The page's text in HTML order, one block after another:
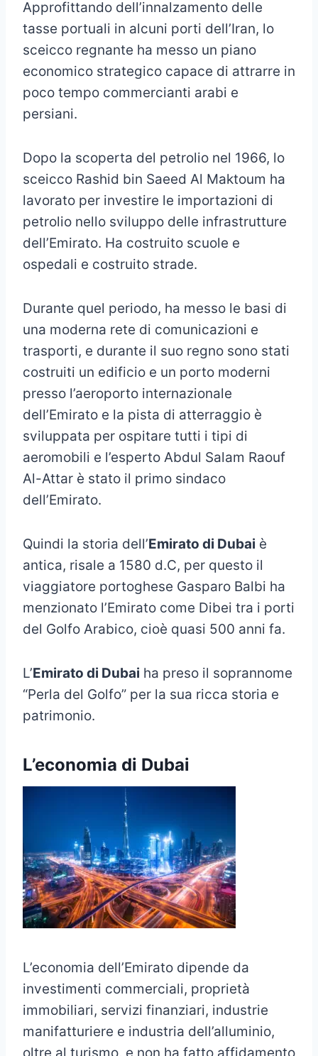
Approfittando dell’innalzamento delle
tasse portuali in alcuni porti dell’Iran, lo
sceicco regnante ha messo un piano
economico strategico capace di attrarre in
poco tempo commercianti arabi e
persiani.
Dopo la scoperta del petrolio nel 1966, lo
sceicco Rashid bin Saeed Al Maktoum ha
lavorato per investire le importazioni di
petrolio nello sviluppo delle infrastrutture
dell’Emirato. Ha costruito scuole e
ospedali e costruito strade.
Durante quel periodo, ha messo le basi di
una moderna rete di comunicazioni e
trasporti, e durante il suo regno sono stati
costruiti un edificio e un porto moderni
presso l’aeroporto internazionale
dell’Emirato e la pista di atterraggio è
sviluppata per ospitare tutti i tipi di
aeromobili e l’esperto Abdul Salam Raouf
Al-Attar è stato il primo sindaco
dell’Emirato.
Quindi la storia dell’Emirato di Dubai è
antica, risale a 1580 d.C, per questo il
viaggiatore portoghese Gasparo Balbi ha
menzionato l’Emirato come Dibei tra i porti
del Golfo Arabico, cioè quasi 500 anni fa.
L’Emirato di Dubai ha preso il soprannome
“Perla del Golfo” per la sua ricca storia e
patrimonio.
L’economia di Dubai
L’economia dell’Emirato dipende da
investimenti commerciali, proprietà
immobiliari, servizi finanziari, industrie
manifatturiere e industria dell’alluminio,